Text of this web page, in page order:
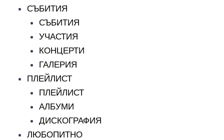
СЪБИТИЯ
СЪБИТИЯ
УЧАСТИЯ
КОНЦЕРТИ
ГАЛЕРИЯ
ПЛЕЙЛИСТ
ПЛЕЙЛИСТ
АЛБУМИ
ДИСКОГРАФИЯ
ЛЮБОПИТНО